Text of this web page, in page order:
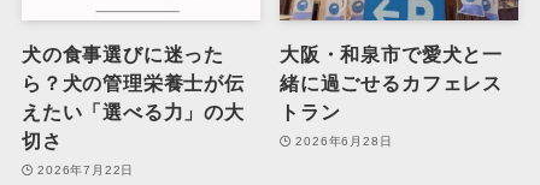
犬の食事選びに迷った
ら？犬の管理栄養士が伝
えたい「選べる力」の大
切さ
2026年7月22日
大阪・和泉市で愛犬と一
緒に過ごせるカフェレス
トラン
2026年6月28日